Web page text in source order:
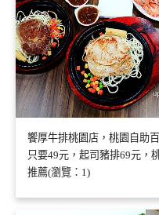
饗厚牛排桃園店，桃園自助
只要49元，起司豬排69元，
推薦(瀏覽：1)